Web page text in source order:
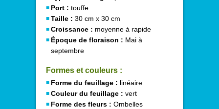
Port : touffe
Taille : 30 cm x 30 cm
Croissance : moyenne à rapide
Époque de floraison : Mai à
septembre
Formes et couleurs :
Forme du feuillage : linéaire
Couleur du feuillage : vert
Forme des fleurs : Ombelles